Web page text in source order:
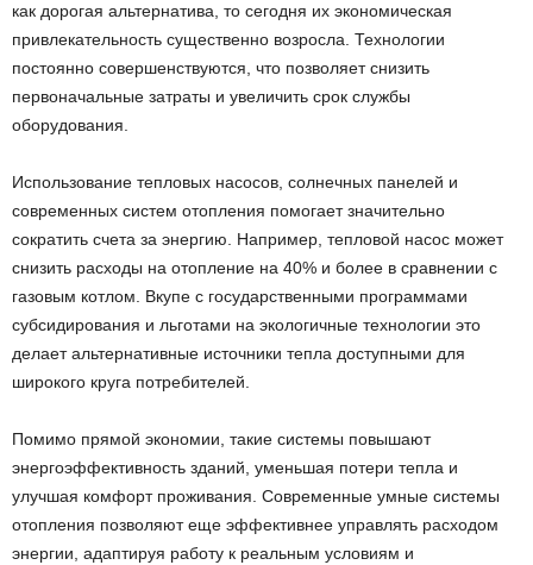
как дорогая альтернатива, то сегодня их экономическая
привлекательность существенно возросла. Технологии
постоянно совершенствуются, что позволяет снизить
первоначальные затраты и увеличить срок службы
оборудования.
Использование тепловых насосов, солнечных панелей и
современных систем отопления помогает значительно
сократить счета за энергию. Например, тепловой насос может
снизить расходы на отопление на 40% и более в сравнении с
газовым котлом. Вкупе с государственными программами
субсидирования и льготами на экологичные технологии это
делает альтернативные источники тепла доступными для
широкого круга потребителей.
Помимо прямой экономии, такие системы повышают
энергоэффективность зданий, уменьшая потери тепла и
улучшая комфорт проживания. Современные умные системы
отопления позволяют еще эффективнее управлять расходом
энергии, адаптируя работу к реальным условиям и